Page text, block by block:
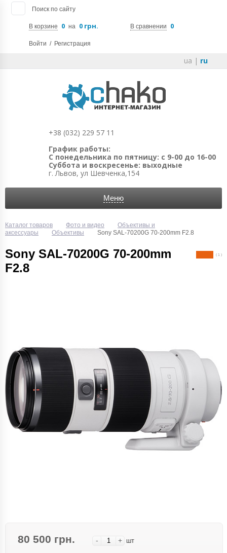
Поиск по сайту
В корзине 0 на 0 грн. В сравнении 0
Войти / Регистрация
ua | ru
+38 (032) 229 57 11
График работы:
С понедельника по пятницу: с 9-00 до 16-00
Суббота и воскресенье: выходные
г. Львов, ул Шевченка,154
Меню
Каталог товаров Фото и видео
Объективы и
аксессуары
Объективы Sony SAL-70200G 70-200mm F2.8
Sony SAL-70200G 70-200mm
F2.8
( 1 )
80 500 грн. - + шт